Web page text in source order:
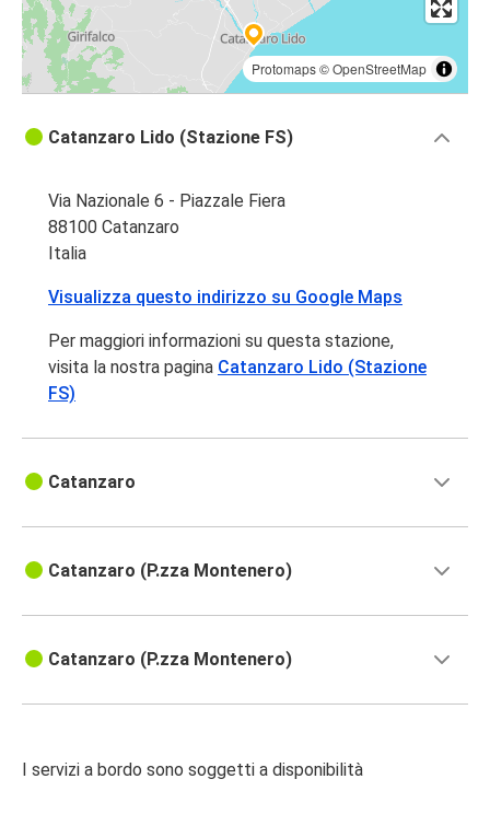
Protomaps©OpenStreetMap
Catanzaro Lido (Stazione FS)
Via Nazionale 6 - Piazzale Fiera
88100 Catanzaro
Italia
Visualizza questo indirizzo su Google Maps
Per maggiori informazioni su questa stazione,
visita la nostra pagina Catanzaro Lido (Stazione
FS)
Catanzaro
Catanzaro (P.zza Montenero)
Catanzaro (P.zza Montenero)
I servizi a bordo sono soggetti a disponibilità